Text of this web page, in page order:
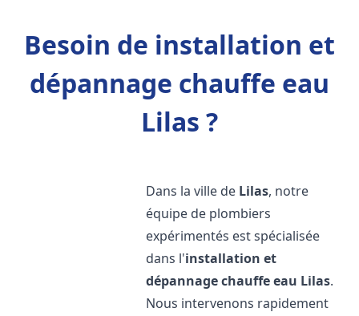
Besoin de installation et
dépannage chauffe eau
Lilas ?
Dans la ville de Lilas, notre
équipe de plombiers
expérimentés est spécialisée
dans l'installation et
dépannage chauffe eau Lilas.
Nous intervenons rapidement